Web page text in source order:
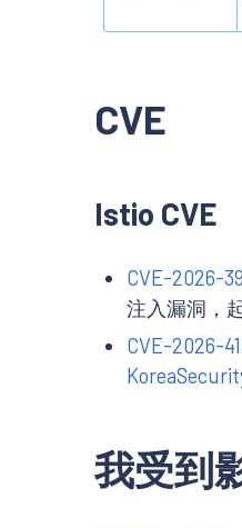
CVE
Istio CVE
CVE-2026-
注入漏洞，
CVE-2026-
我受到